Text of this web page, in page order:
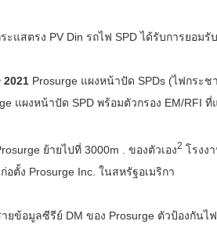
ะแสตรง PV Din รถไฟ SPD ได้รับการยอมรั
2021 Prosurge แผงหน้าปัด SPDs (ไฟกระ
แผงหน้าปัด SPD พร้อมตัวกรอง EM/RFI
ย้ายไปที่ 3000m . ของตัวเอง2 โรงง
อตั้ง Prosurge Inc. ในสหรัฐอเมริกา
ยข้อมูลซีรีย์ DM ของ Prosurge ตัวป้องกันไ